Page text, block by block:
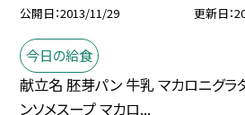
公開日 2013/11/29 更新日
今日の給食
献立名 胚芽パン 牛乳 マカロニグラ
ンソメスープ マカロ...